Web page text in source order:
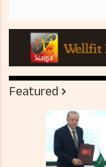
Featured